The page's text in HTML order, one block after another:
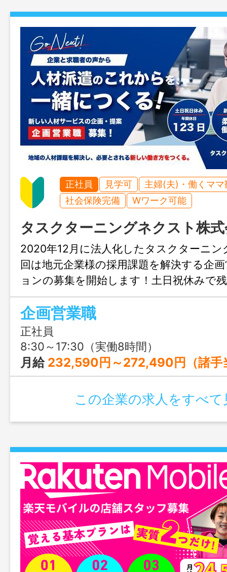
正社員 見学可
主婦(夫)・働くママ
社会保険完備
Wワーク可能
タスクターニングネクスト株
2020年12月に法人化したタスクターニン
回は地元企業様の採用課題を解決する企
ョンの募集を開始します！土日祝休みで
ありません！プライベート重視の方や家
方も歓迎中です！
企画営業職
正社員
8:30～17:30（実働8時間）
月給 232,590円～272,490円（諸手
この企業の求人をすべて